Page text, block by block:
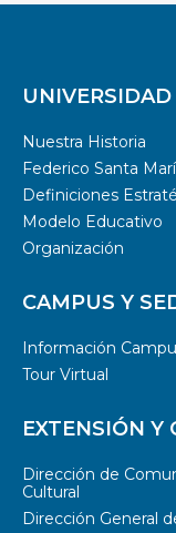
UNIVERSIDAD
Nuestra Historia
Federico Santa
Definiciones
Modelo Educativo
Organización
CAMPUS Y
Información
Tour Virtual
EXTENSIÓN Y
Dirección de
Cultural
Dirección General